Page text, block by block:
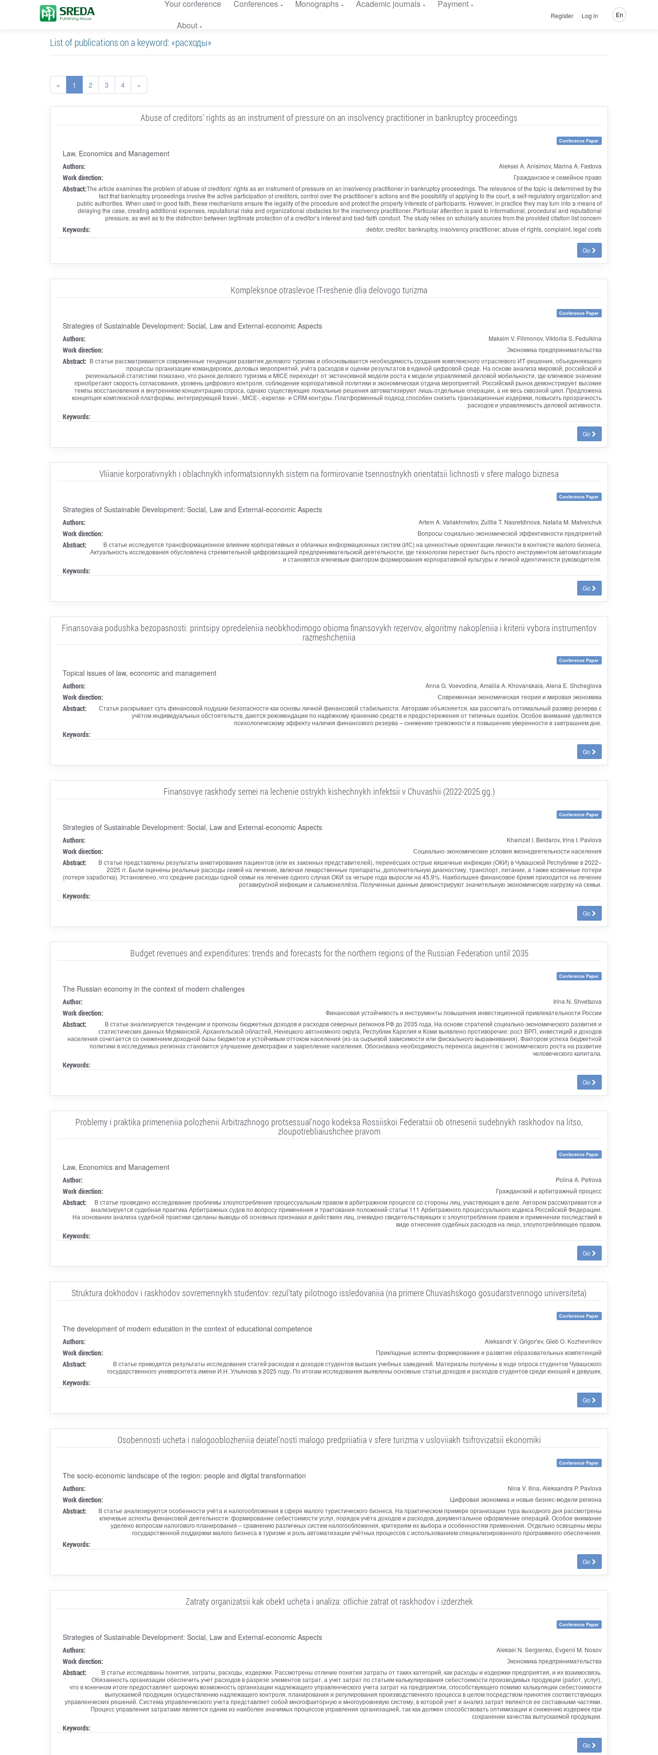
Your conference Conferences Monographs Academic journals
Payment
About
Register Log in En
List of publications on a keyword: «расходы»
« 1 2 3 4 »
Abuse of creditors’ rights as an instrument of pressure on an insolvency practitioner in bankruptcy proceedings
Conference Paper
Law, Economics and Management
Authors: Aleksei A. Anisimov, Marina A. Fastova
Work direction: Гражданское и семейное право
Abstract:The article examines the problem of abuse of creditors’ rights as an instrument of pressure on an insolvency practitioner in bankruptcy proceedings. The relevance of the topic is determined by the
fact that bankruptcy proceedings involve the active participation of creditors, control over the practitioner’s actions and the possibility of applying to the court, a self-regulatory organization and
public authorities. When used in good faith, these mechanisms ensure the legality of the procedure and protect the property interests of participants. However, in practice they may turn into a means of
delaying the case, creating additional expenses, reputational risks and organizational obstacles for the insolvency practitioner. Particular attention is paid to informational, procedural and reputational
pressure, as well as to the distinction between legitimate protection of a creditor’s interest and bad-faith conduct. The study relies on scholarly sources from the provided citation list concern
Keywords: debtor, creditor, bankruptcy, insolvency practitioner, abuse of rights, complaint, legal costs
Go
Kompleksnoe otraslevoe IT-reshenie dlia delovogo turizma
Conference Paper
Strategies of Sustainable Development: Social, Law and External-economic Aspects
Authors: Maksim V. Filimonov, Viktoriia S. Fedulkina
Work direction: Экономика предпринимательства
Abstract: В статье рассматриваются современные тенденции развития делового туризма и обосновывается необходимость создания комплексного отраслевого ИТ-решения, объединяющего
процессы организации командировок, деловых мероприятий, учёта расходов и оценки результатов в единой цифровой среде. На основе анализа мировой, российской и
региональной статистики показано, что рынок делового туризма и MICE переходит от экстенсивной модели роста к модели управляемой деловой мобильности, где ключевое значение
приобретают скорость согласования, уровень цифрового контроля, соблюдение корпоративной политики и экономическая отдача мероприятий. Российский рынок демонстрирует высокие
темпы восстановления и внутреннюю концентрацию спроса, однако существующие локальные решения автоматизируют лишь отдельные операции, а не весь сквозной цикл. Предложена
концепция комплексной платформы, интегрирующей travel-, MICE-, expense- и CRM-контуры. Платформенный подход способен снизить транзакционные издержки, повысить прозрачность
расходов и управляемость деловой активности.
Keywords:
Go
Vliianie korporativnykh i oblachnykh informatsionnykh sistem na formirovanie tsennostnykh orientatsii lichnosti v sfere malogo biznesa
Conference Paper
Strategies of Sustainable Development: Social, Law and External-economic Aspects
Authors: Artem A. Valiakhmetov, Zulfiia T. Nasretdinova, Natalia M. Matveichuk
Work direction: Вопросы социально-экономической эффективности предприятий
Abstract:
В статье исследуется трансформационное влияние корпоративных и облачных информационных систем (ИС) на ценностные ориентации личности в контексте малого бизнеса.
Актуальность исследования обусловлена стремительной цифровизацией предпринимательской деятельности, где технологии перестают быть просто инструментом автоматизации
и становятся ключевым фактором формирования корпоративной культуры и личной идентичности руководителя.
Keywords:
Go
Finansovaia podushka bezopasnosti: printsipy opredeleniia neobkhodimogo obioma finansovykh rezervov, algoritmy nakopleniia i kriterii vybora instrumentov
razmeshcheniia
Conference Paper
Topical issues of law, economic and management
Authors: Anna G. Voevodina, Amaliia A. Khovanskaia, Alena E. Shcheglova
Work direction: Современная экономическая теория и мировая экономика
Abstract:
Статья раскрывает суть финансовой подушки безопасности как основы личной финансовой стабильности. Авторами объясняется, как рассчитать оптимальный размер резерва с
учётом индивидуальных обстоятельств, даются рекомендации по надёжному хранению средств и предостережения от типичных ошибок. Особое внимание уделяется
психологическому эффекту наличия финансового резерва – снижению тревожности и повышению уверенности в завтрашнем дне.
Keywords:
Go
Finansovye raskhody semei na lechenie ostrykh kishechnykh infektsii v Chuvashii (2022-2025 gg.)
Conference Paper
Strategies of Sustainable Development: Social, Law and External-economic Aspects
Authors: Khamzat I. Beldarov, Irina I. Pavlova
Work direction: Социально-экономические условия жизнедеятельности населения
Abstract:
В статье представлены результаты анкетирования пациентов (или их законных представителей), перенёсших острые кишечные инфекции (ОКИ) в Чувашской Республике в 2022–
2025 гг. Были оценены реальные расходы семей на лечение, включая лекарственные препараты, дополнительную диагностику, транспорт, питание, а также косвенные потери
(потеря заработка). Установлено, что средние расходы одной семьи на лечение одного случая ОКИ за четыре года выросли на 45,9%. Наибольшее финансовое бремя приходится на лечение
ротавирусной инфекции и сальмонеллёза. Полученные данные демонстрируют значительную экономическую нагрузку на семьи.
Keywords:
Go
Budget revenues and expenditures: trends and forecasts for the northern regions of the Russian Federation until 2035
Conference Paper
The Russian economy in the context of modern challenges
Author: Irina N. Shvetsova
Work direction: Финансовая устойчивость и инструменты повышения инвестиционной привлекательности России
Abstract:
В статье анализируются тенденции и прогнозы бюджетных доходов и расходов северных регионов РФ до 2035 года. На основе стратегий социально-экономического развития и
статистических данных Мурманской, Архангельской областей, Ненецкого автономного округа, Республик Карелия и Коми выявлено противоречие: рост ВРП, инвестиций и доходов
населения сочетается со снижением доходной базы бюджетов и устойчивым оттоком населения (из-за сырьевой зависимости или фискального выравнивания). Фактором успеха бюджетной
политики в исследуемых регионах становится улучшение демографии и закрепление населения. Обоснована необходимость переноса акцентов с экономического роста на развитие
человеческого капитала.
Keywords:
Go
Problemy i praktika primeneniia polozhenii Arbitrazhnogo protsessual'nogo kodeksa Rossiiskoi Federatsii ob otnesenii sudebnykh raskhodov na litso,
zloupotrebliaiushchee pravom
Conference Paper
Law, Economics and Management
Author: Polina A. Petrova
Work direction: Гражданский и арбитражный процесс
Abstract:
В статье проведено исследование проблемы злоупотребления процессуальным правом в арбитражном процессе со стороны лиц, участвующих в деле. Автором рассматривается и
анализируется судебная практика Арбитражных судов по вопросу применения и трактования положений статьи 111 Арбитражного процессуального кодекса Российской Федерации.
На основании анализа судебной практики сделаны выводы об основных признаках и действиях лиц, очевидно свидетельствующих о злоупотреблении правом и применении последствий в
виде отнесения судебных расходов на лицо, злоупотребляющее правом.
Keywords:
Go
Struktura dokhodov i raskhodov sovremennykh studentov: rezul'taty pilotnogo issledovaniia (na primere Chuvashskogo gosudarstvennogo universiteta)
Conference Paper
The development of modern education in the context of educational competence
Authors: Aleksandr V. Grigor'ev, Gleb O. Kozhevnikov
Work direction: Прикладные аспекты формирования и развития образовательных компетенций
Abstract:
В статье приводятся результаты исследования статей расходов и доходов студентов высших учебных заведений. Материалы получены в ходе опроса студентов Чувашского
государственного университета имени И.Н. Ульянова в 2025 году. По итогам исследования выявлены основные статьи доходов и расходов студентов среди юношей и девушек.
Keywords:
Go
Osobennosti ucheta i nalogooblozheniia deiatel'nosti malogo predpriiatiia v sfere turizma v usloviiakh tsifrovizatsii ekonomiki
Conference Paper
The socio-economic landscape of the region: people and digital transformation
Authors: Nina V. Ilina, Aleksandra P. Pavlova
Work direction: Цифровая экономика и новые бизнес-модели региона
Abstract:
В статье анализируются особенности учёта и налогообложения в сфере малого туристического бизнеса. На практическом примере организации тура выходного дня рассмотрены
ключевые аспекты финансовой деятельности: формирование себестоимости услуг, порядок учёта доходов и расходов, документальное оформление операций. Особое внимание
уделено вопросам налогового планирования – сравнению различных систем налогообложения, критериям их выбора и особенностям применения. Отдельно освещены меры
государственной поддержки малого бизнеса в туризме и роль автоматизации учётных процессов с использованием специализированного программного обеспечения.
Keywords:
Go
Zatraty organizatsii kak obekt ucheta i analiza: otlichie zatrat ot raskhodov i izderzhek
Conference Paper
Strategies of Sustainable Development: Social, Law and External-economic Aspects
Authors: Aleksei N. Sergienko, Evgenii M. Nosov
Work direction: Экономика предпринимательства
Abstract:
В статье исследованы понятия, затраты, расходы, издержки. Рассмотрены отличие понятия затраты от таких категорий, как расходы и издержки предприятия, и их взаимосвязь.
Обязанность организации обеспечить учет расходов в разрезе элементов затрат, а учет затрат по статьям калькулирования себестоимости производимых продукции (работ, услуг),
что в конечном итоге предоставляет широкую возможность организации надлежащего управленческого учета затрат на предприятии, способствующего помимо калькуляции себестоимости
выпускаемой продукции осуществлению надлежащего контроля, планирования и регулирования производственного процесса в целом посредством принятия соответствующих
управленческих решений. Система управленческого учета представляет собой многофакторную и многоуровневую систему, в которой учет и анализ затрат являются ее составными частями.
Процесс управления затратами является одним из наиболее значимых процессов управления организацией, так как должен способствовать оптимизации и снижению издержек при
сохранении качества выпускаемой продукции.
Keywords:
Go